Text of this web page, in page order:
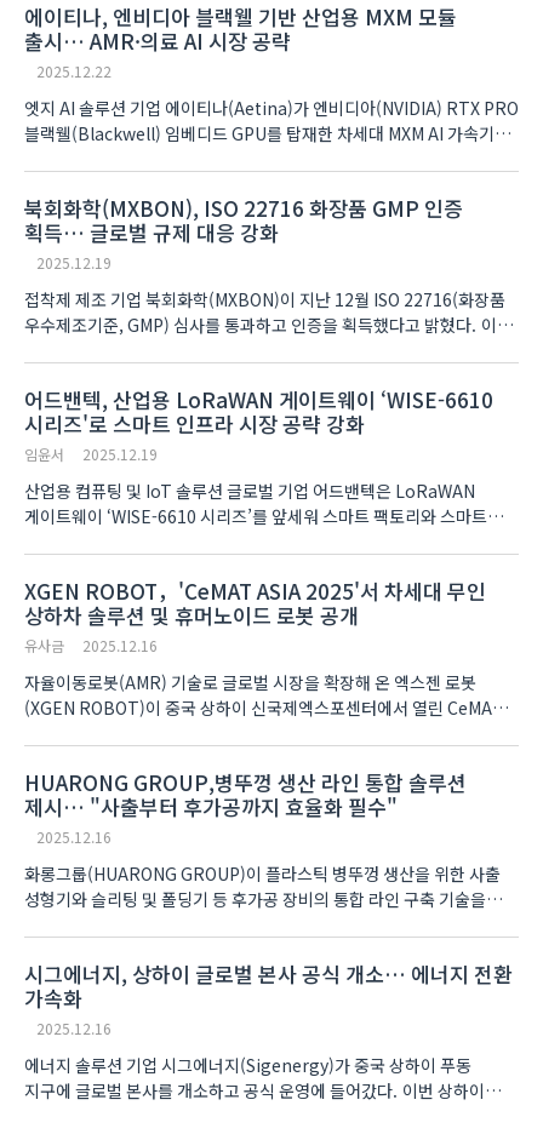
에이티나, 엔비디아 블랙웰 기반 산업용 MXM 모듈
출시… AMR·의료 AI 시장 공략
2025.12.22
엣지 AI 솔루션 기업 에이티나(Aetina)가 엔비디아(NVIDIA) RTX PRO
블랙웰(Blackwell) 임베디드 GPU를 탑재한 차세대 MXM AI 가속기
북회화학(MXBON), ISO 22716 화장품 GMP 인증
획득… 글로벌 규제 대응 강화
2025.12.19
접착제 제조 기업 북회화학(MXBON)이 지난 12월 ISO 22716(화장품
우수제조기준, GMP) 심사를 통과하고 인증을 획득했다고 밝혔다. 이번
어드밴텍, 산업용 LoRaWAN 게이트웨이 ‘WISE-6610
시리즈'로 스마트 인프라 시장 공략 강화
임윤서 2025.12.19
산업용 컴퓨팅 및 IoT 솔루션 글로벌 기업 어드밴텍은 LoRaWAN
게이트웨이 ‘WISE-6610 시리즈’를 앞세워 스마트 팩토리와 스마트
XGEN ROBOT，'CeMAT ASIA 2025'서 차세대 무인
상하차 솔루션 및 휴머노이드 로봇 공개
유사금 2025.12.16
자율이동로봇(AMR) 기술로 글로벌 시장을 확장해 온 엑스젠 로봇
(XGEN ROBOT)이 중국 상하이 신국제엑스포센터에서 열린 CeMAT
HUARONG GROUP,병뚜껑 생산 라인 통합 솔루션
제시… "사출부터 후가공까지 효율화 필수"
2025.12.16
화롱그룹(HUARONG GROUP)이 플라스틱 병뚜껑 생산을 위한 사출
성형기와 슬리팅 및 폴딩기 등 후가공 장비의 통합 라인 구축 기술을
시그에너지, 상하이 글로벌 본사 공식 개소… 에너지 전환
가속화
2025.12.16
에너지 솔루션 기업 시그에너지(Sigenergy)가 중국 상하이 푸동
지구에 글로벌 본사를 개소하고 공식 운영에 들어갔다. 이번 상하이